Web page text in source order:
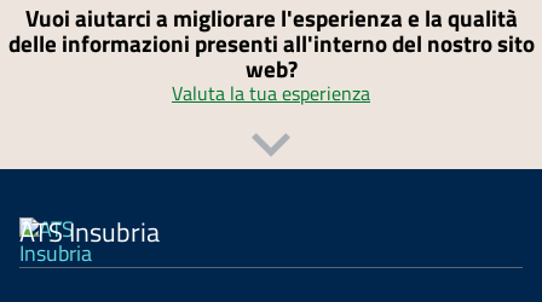
Vuoi aiutarci a migliorare l'esperienza e la qualità
delle informazioni presenti all'interno del nostro sito
web?
Valuta la tua esperienza
ATS Insubria